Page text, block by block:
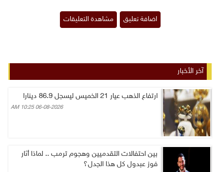
آخر الأخبار
ارتفاع الذهب عيار 21 الخميس ليسجل 86.9 دينارا
06-08-2026 10:25 AM
بين احتفالات التقدميين وهجوم ترمب .. لماذا أثار
فوز عبدول كل هذا الجدل؟